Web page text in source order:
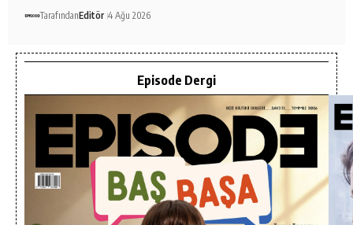
TarafındanEditör 4 Ağu 2026
Episode Dergi